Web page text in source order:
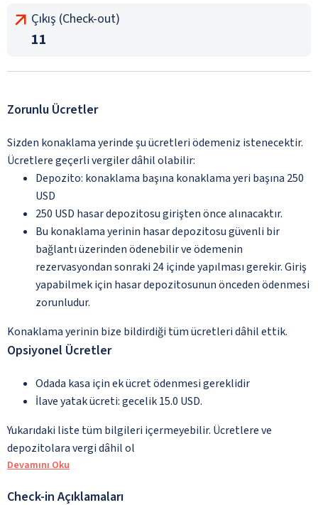
Çıkış (Check-out)
11
Zorunlu Ücretler
Sizden konaklama yerinde şu ücretleri ödemeniz istenecektir.
Ücretlere geçerli vergiler dâhil olabilir:
Depozito: konaklama başına konaklama yeri başına 250
USD
250 USD hasar depozitosu girişten önce alınacaktır.
Bu konaklama yerinin hasar depozitosu güvenli bir
bağlantı üzerinden ödenebilir ve ödemenin
rezervasyondan sonraki 24 içinde yapılması gerekir. Giriş
yapabilmek için hasar depozitosunun önceden ödenmesi
zorunludur.
Konaklama yerinin bize bildirdiği tüm ücretleri dâhil ettik.
Opsiyonel Ücretler
Odada kasa için ek ücret ödenmesi gereklidir
İlave yatak ücreti: gecelik 15.0 USD.
Yukarıdaki liste tüm bilgileri içermeyebilir. Ücretlere ve
depozitolara vergi dâhil ol
Devamını Oku
Check-in Açıklamaları